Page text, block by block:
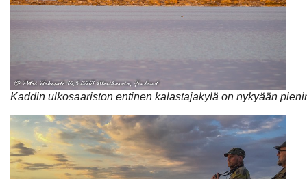
Kaddin ulkosaariston entinen kalastajakylä on nykyään